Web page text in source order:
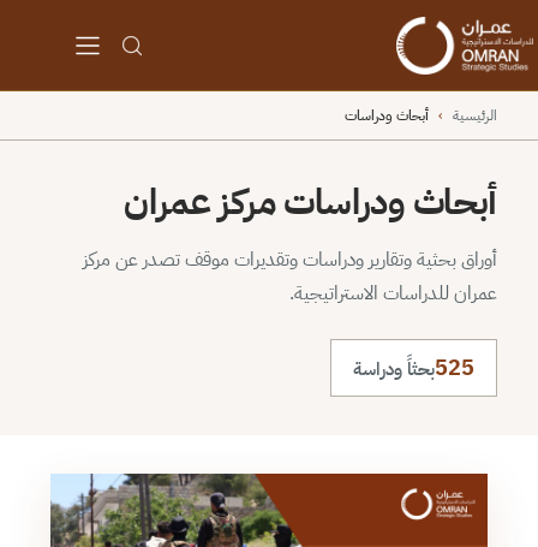
الرئيسية › أبحاث ودراسات
أبحاث ودراسات مركز عمران
أوراق بحثية وتقارير ودراسات وتقديرات موقف تصدر عن مركز
عمران للدراسات الاستراتيجية.
525بحثاً ودراسة